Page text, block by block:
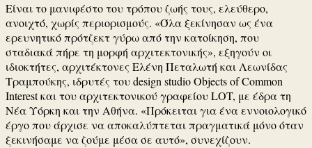
Είναι το μανιφέστο του τρόπου ζωής τους, ελεύθερο,
ανοιχτό, χωρίς περιορισμούς. «Όλα ξεκίνησαν ως ένα
ερευνητικό πρότζεκτ γύρω από την κατοίκηση, που
σταδιακά πήρε τη μορφή αρχιτεκτονικής», εξηγούν οι
ιδιοκτήτες, αρχιτέκτονες Ελένη Πεταλωτή και Λεωνίδας
Τραμπούκης, ιδρυτές του design studio Objects of Common
Interest και του αρχιτεκτονικού γραφείου LOT, με έδρα τη
Νέα Υόρκη και την Αθήνα. «Πρόκειται για ένα εννοιολογικό
έργο που άρχισε να αποκαλύπτεται πραγματικά μόνο όταν
ξεκινήσαμε να ζούμε μέσα σε αυτό», συνεχίζουν.